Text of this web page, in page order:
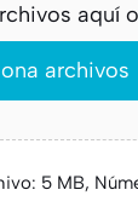
aquí o
archivos
5 MB,